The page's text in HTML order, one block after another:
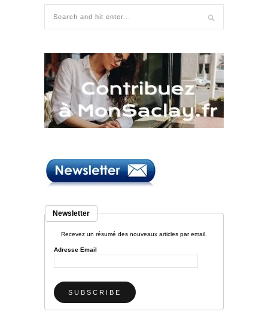
Newsletter
Recevez un résumé des nouveaux articles par email.
Adresse Email